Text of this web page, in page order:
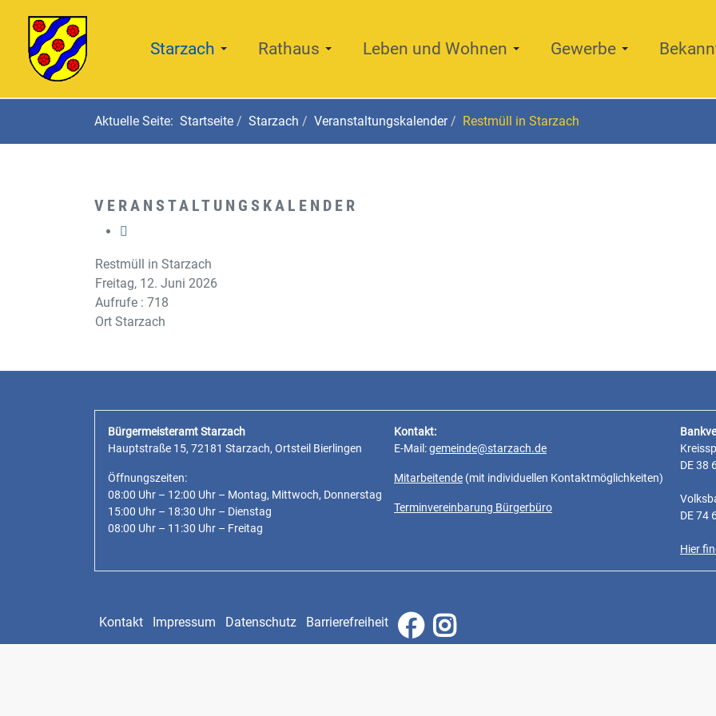
Starzach Rathaus Leben und Wohnen Gewerbe
Aktuelle Seite: Startseite Starzach Veranstaltungskalender Restmüll in Starzach
VERANSTALTUNGSKALENDER
Restmüll in Starzach
Freitag, 12. Juni 2026
Aufrufe : 718
Ort Starzach
Bürgermeisteramt Starzach
Hauptstraße 15, 72181 Starzach, Ortsteil Bierlingen
Öffnungszeiten:
08:00 Uhr – 12:00 Uhr – Montag, Mittwoch, Donnerstag
15:00 Uhr – 18:30 Uhr – Dienstag
08:00 Uhr – 11:30 Uhr – Freitag
Kontakt:
E-Mail:gemeinde@starzach.de
Mitarbeitende (mit individuellen Kontaktmöglichkeiten)
Terminvereinbarung Bürgerbüro
DE 38
DE 74
Hier
Kontakt Impressum Datenschutz Barrierefreiheit